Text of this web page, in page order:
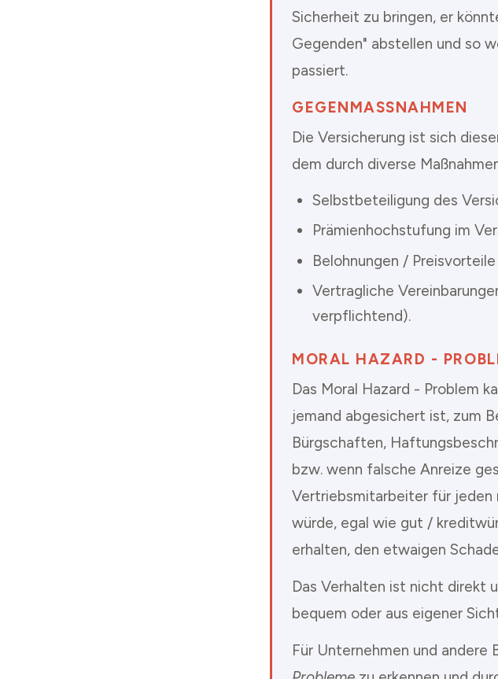
Sicherheit zu bringen, er
Gegenden" abstellen und so
passiert.
GEGENMASSNAHMEN
Die Versicherung ist sich
dem durch diverse
Selbstbeteiligung des
Prämienhochstufung im
Belohnungen /
Vertragliche
verpflichtend).
MORAL HAZARD -
Das Moral Hazard - Problem
jemand abgesichert ist, zum
Bürgschaften,
bzw. wenn falsche Anreize
Vertriebsmitarbeiter für jeden
würde, egal wie gut /
erhalten, den etwaigen
Das Verhalten ist nicht direkt
bequem oder aus eigener
Für Unternehmen und